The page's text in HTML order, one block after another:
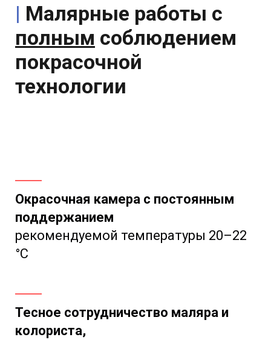
| Малярные работы с
полным соблюдением
покрасочной
технологии
Окрасочная камера с постоянным
поддержанием
рекомендуемой температуры 20–22
°С
Тесное сотрудничество маляра и
колориста,